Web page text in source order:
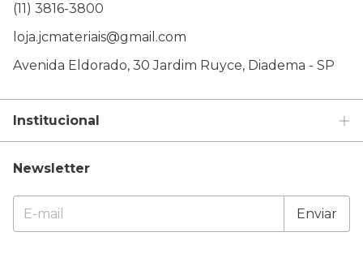
(11) 3816-3800
loja.jcmateriais@gmail.com
Avenida Eldorado, 30 Jardim Ruyce, Diadema - SP
Institucional
Newsletter